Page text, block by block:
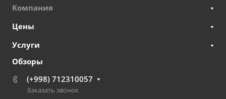
Компания
Цены
Услуги
Обзоры
(+998) 712310057
Заказать звонок